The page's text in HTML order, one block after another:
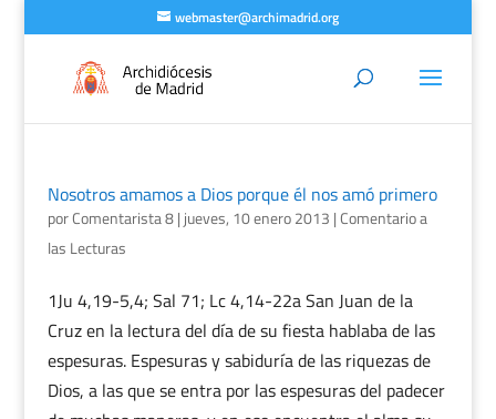
webmaster@archimadrid.org
Nosotros amamos a Dios porque él nos amó primero
porComentarista 8| jueves, 10 enero 2013 |Comentario a
las Lecturas
1Ju 4,19-5,4; Sal 71; Lc 4,14-22a San Juan de la
Cruz en la lectura del día de su fiesta hablaba de las
espesuras. Espesuras y sabiduría de las riquezas de
Dios, a las que se entra por las espesuras del padecer